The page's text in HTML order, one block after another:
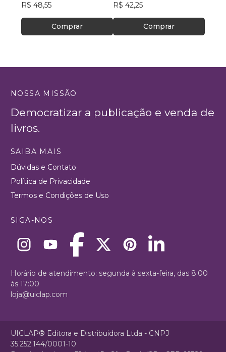
R$ 48,55
Comprar
R$ 42,25
Comprar
NOSSA MISSÃO
Democratizar a publicação e venda de
livros.
SAIBA MAIS
Dúvidas e Contato
Política de Privacidade
Termos e Condições de Uso
SIGA-NOS
Horário de atendimento: segunda à sexta-feira, das 8:00
às 17:00
loja@uiclap.com
UICLAP® Editora e Distribuidora Ltda - CNPJ
35.252.144/0001-10